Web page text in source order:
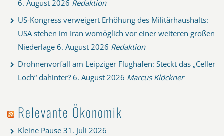
6. August 2026 Redaktion
US-Kongress verweigert Erhöhung des Militärhaushalts:
USA stehen im Iran womöglich vor einer weiteren großen
Niederlage 6. August 2026 Redaktion
Drohnenvorfall am Leipziger Flughafen: Steckt das „Celler
Loch“ dahinter? 6. August 2026 Marcus Klöckner
Relevante Ökonomik
Kleine Pause 31. Juli 2026